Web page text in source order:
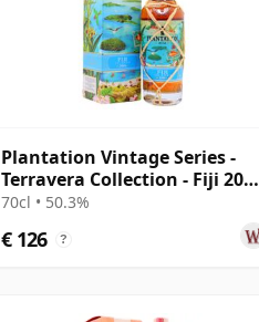
Plantation Vintage Series -
Terravera Collection - Fiji 2004
19 jaar oud Rum
70cl • 50.3%
€ 126 ?